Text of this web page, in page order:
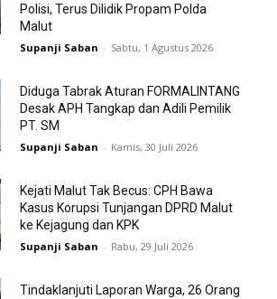
Polisi, Terus Dilidik Propam Polda
Malut
Supanji Saban - Sabtu, 1 Agustus 2026
Diduga Tabrak Aturan FORMALINTANG
Desak APH Tangkap dan Adili Pemilik
PT. SM
Supanji Saban - Kamis, 30 Juli 2026
Kejati Malut Tak Becus: CPH Bawa
Kasus Korupsi Tunjangan DPRD Malut
ke Kejagung dan KPK
Supanji Saban - Rabu, 29 Juli 2026
Tindaklanjuti Laporan Warga, 26 Orang